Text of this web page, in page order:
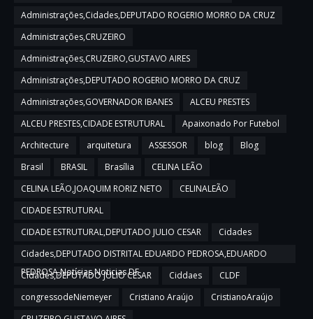
Administrações,Cidades,DEPUTADO ROGERIO MORRO DA CRUZ
Administrações,CRUZEIRO
Administrações,CRUZEIRO,GUSTAVO AIRES
Administrações,DEPUTADO ROGERIO MORRO DA CRUZ
Administrações,GOVERNADOR IBANES
ALCEU PRESTES
ALCEU PRESTES,CIDADE ESTRUTURAL
Apaixonado Por Futebol
Architecture
arquitetura ASSESSOR blog
Blog
Brasil
BRASIL Brasília
CELINA LEÃO
CELINA LEÃO,JOAQUIM RORIZ NETO
CELINALEÃO
CIDADE ESTRUTURAL
CIDADE ESTRUTURAL,DEPUTADO JULIO CESAR
Cidades
Cidades,DEPUTADO DISTRITAL EDUARDO PEDROSA,EDUARDO
PEDROSA,Notícias,Noticias DF
Cidades,DEPUTADO JULIO CESAR Ciddaes
CLDF
congressodeNiemeyer
Cristiano Araújo
CristianoAraújo